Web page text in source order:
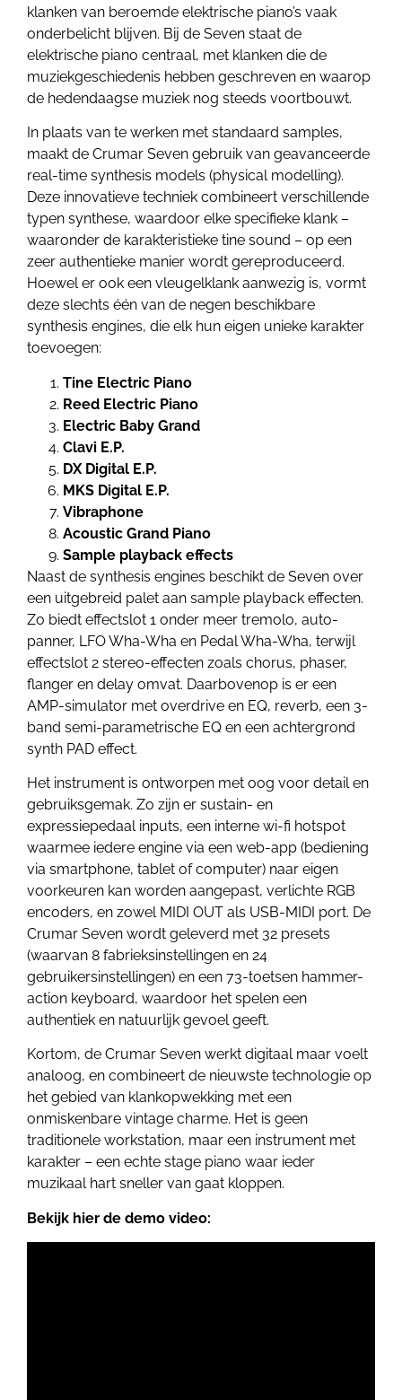
klanken van beroemde elektrische piano’s vaak
onderbelicht blijven. Bij de Seven staat de
elektrische piano centraal, met klanken die de
muziekgeschiedenis hebben geschreven en waarop
de hedendaagse muziek nog steeds voortbouwt.
In plaats van te werken met standaard samples,
maakt de Crumar Seven gebruik van geavanceerde
real-time synthesis models (physical modelling).
Deze innovatieve techniek combineert verschillende
typen synthese, waardoor elke specifieke klank –
waaronder de karakteristieke tine sound – op een
zeer authentieke manier wordt gereproduceerd.
Hoewel er ook een vleugelklank aanwezig is, vormt
deze slechts één van de negen beschikbare
synthesis engines, die elk hun eigen unieke karakter
toevoegen:
Tine Electric Piano
Reed Electric Piano
Electric Baby Grand
Clavi E.P.
DX Digital E.P.
MKS Digital E.P.
Vibraphone
Acoustic Grand Piano
Sample playback effects
Naast de synthesis engines beschikt de Seven over
een uitgebreid palet aan sample playback effecten.
Zo biedt effectslot 1 onder meer tremolo, auto-
panner, LFO Wha-Wha en Pedal Wha-Wha, terwijl
effectslot 2 stereo-effecten zoals chorus, phaser,
flanger en delay omvat. Daarbovenop is er een
AMP-simulator met overdrive en EQ, reverb, een 3-
band semi-parametrische EQ en een achtergrond
synth PAD effect.
Het instrument is ontworpen met oog voor detail en
gebruiksgemak. Zo zijn er sustain- en
expressiepedaal inputs, een interne wi-fi hotspot
waarmee iedere engine via een web-app (bediening
via smartphone, tablet of computer) naar eigen
voorkeuren kan worden aangepast, verlichte RGB
encoders, en zowel MIDI OUT als USB-MIDI port. De
Crumar Seven wordt geleverd met 32 presets
(waarvan 8 fabrieksinstellingen en 24
gebruikersinstellingen) en een 73-toetsen hammer-
action keyboard, waardoor het spelen een
authentiek en natuurlijk gevoel geeft.
Kortom, de Crumar Seven werkt digitaal maar voelt
analoog, en combineert de nieuwste technologie op
het gebied van klankopwekking met een
onmiskenbare vintage charme. Het is geen
traditionele workstation, maar een instrument met
karakter – een echte stage piano waar ieder
muzikaal hart sneller van gaat kloppen.
Bekijk hier de demo video: